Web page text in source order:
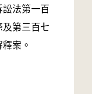
法第一百
及第三百七
案。